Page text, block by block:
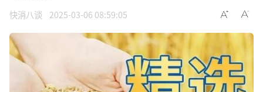
快消八谈 2025-03-06 08:59:05